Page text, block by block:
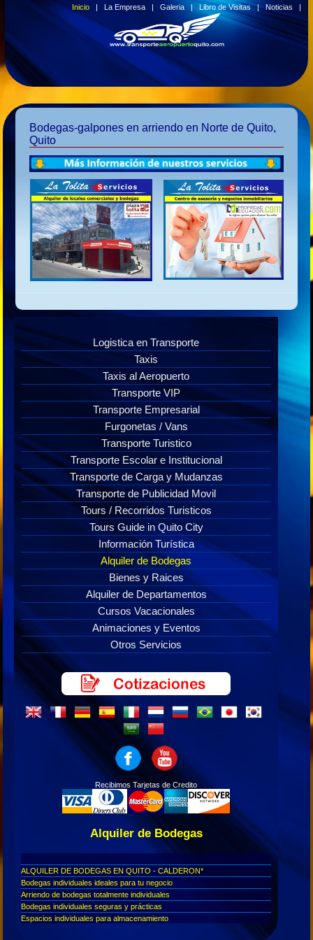
Inicio |La Empresa |Galeria |Libro de Visitas|Noticias |
Bodegas-galpones en arriendo en Norte de Quito,
Quito
Logistica en Transporte
Taxis
Taxis al Aeropuerto
Transporte VIP
Transporte Empresarial
Furgonetas / Vans
Transporte Turistico
Transporte Escolar e Institucional
Transporte de Carga y Mudanzas
Transporte de Publicidad Movil
Tours / Recorridos Turisticos
Tours Guide in Quito City
Información Turística
Alquiler de Bodegas
Bienes y Raices
Alquiler de Departamentos
Cursos Vacacionales
Animaciones y Eventos
Otros Servicios
Recibimos Tarjetas de Credito
Alquiler de Bodegas
ALQUILER DE BODEGAS EN QUITO - CALDERON*
Bodegas individuales ideales para tu negocio
Arriendo de bodegas totalmente individuales
Bodegas individuales seguras y prácticas
Espacios individuales para almacenamiento